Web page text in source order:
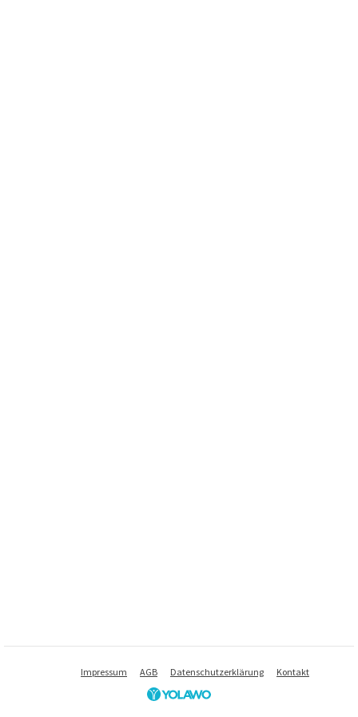
Impressum AGB Datenschutzerklärung Kontakt